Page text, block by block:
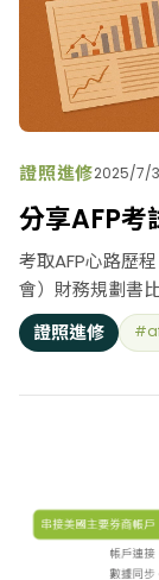
證照進修2025/7/3
分享AFP考
考取AFP心路歷
會）財務規劃書
第二名」，第二
問」獎，FPAT
手雲集的
證照進修